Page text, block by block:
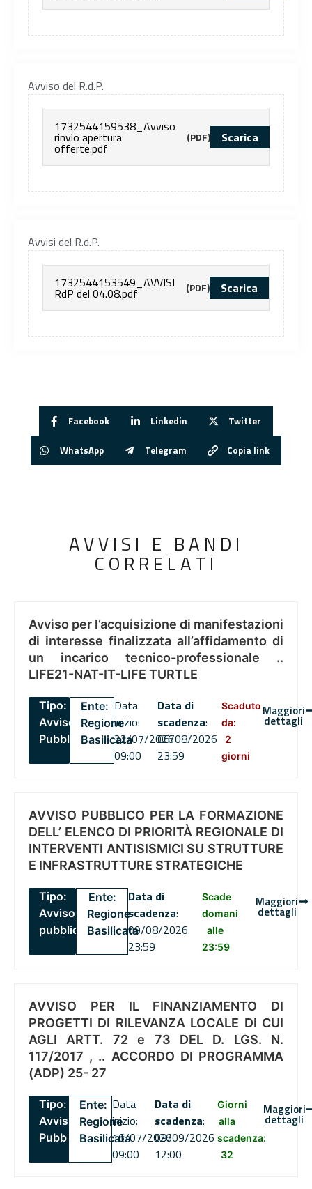
Avviso del R.d.P.
1732544159538_Avviso
rinvio apertura
offerte.pdf
(PDF) Scarica
Avvisi del R.d.P.
1732544153549_AVVISI
RdP del 04.08.pdf (PDF) Scarica
Facebook Linkedin Twitter
WhatsApp Telegram Copia link
AVVISI E BANDI
CORRELATI
Avviso per l’acquisizione di manifestazioni
di interesse finalizzata all’affidamento di
un incarico tecnico-professionale ..
LIFE21-NAT-IT-LIFE TURTLE
Tipo:
Avviso
Pubblico
Ente:
Regione
Basilicata
Data
inizio:
22/07/2026
09:00
Data di
scadenza:
06/08/2026
23:59
Scaduto
da:
2
giorni
Maggiori
dettagli
AVVISO PUBBLICO PER LA FORMAZIONE
DELL’ ELENCO DI PRIORITÀ REGIONALE DI
INTERVENTI ANTISISMICI SU STRUTTURE
E INFRASTRUTTURE STRATEGICHE
Tipo:
Avviso
pubblico
Ente:
Regione
Basilicata
Data di
scadenza:
09/08/2026
23:59
Scade
domani
alle
23:59
Maggiori
dettagli
AVVISO PER IL FINANZIAMENTO DI
PROGETTI DI RILEVANZA LOCALE DI CUI
AGLI ARTT. 72 e 73 DEL D. LGS. N.
117/2017 , .. ACCORDO DI PROGRAMMA
(ADP) 25- 27
Tipo:
Avviso
Pubblico
Ente:
Regione
Basilicata
Data
inizio:
16/07/2026
09:00
Data di
scadenza:
09/09/2026
12:00
Giorni
alla
scadenza:
32
Maggiori
dettagli